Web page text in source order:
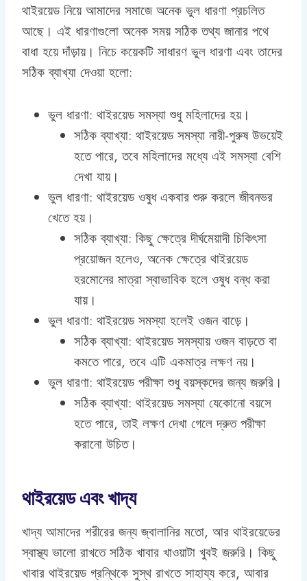
থাইরয়েড নিয়ে আমাদের সমাজে অনেক ভুল ধারণা প্রচলিত
আছে। এই ধারণাগুলো অনেক সময় সঠিক তথ্য জানার পথে
বাধা হয়ে দাঁড়ায়। নিচে কয়েকটি সাধারণ ভুল ধারণা এবং তাদের
সঠিক ব্যাখ্যা দেওয়া হলো:
ভুল ধারণা: থাইরয়েড সমস্যা শুধু মহিলাদের হয়।
সঠিক ব্যাখ্যা: থাইরয়েড সমস্যা নারী-পুরুষ উভয়েই
হতে পারে, তবে মহিলাদের মধ্যে এই সমস্যা বেশি
দেখা যায়।
ভুল ধারণা: থাইরয়েড ওষুধ একবার শুরু করলে জীবনভর
খেতে হয়।
সঠিক ব্যাখ্যা: কিছু ক্ষেত্রে দীর্ঘমেয়াদী চিকিৎসা
প্রয়োজন হলেও, অনেক ক্ষেত্রে থাইরয়েড
হরমোনের মাত্রা স্বাভাবিক হলে ওষুধ বন্ধ করা
যায়।
ভুল ধারণা: থাইরয়েড সমস্যা হলেই ওজন বাড়ে।
সঠিক ব্যাখ্যা: থাইরয়েড সমস্যায় ওজন বাড়তে বা
কমতে পারে, তবে এটি একমাত্র লক্ষণ নয়।
ভুল ধারণা: থাইরয়েড পরীক্ষা শুধু বয়স্কদের জন্য জরুরি।
সঠিক ব্যাখ্যা: থাইরয়েড সমস্যা যেকোনো বয়সে
হতে পারে, তাই লক্ষণ দেখা গেলে দ্রুত পরীক্ষা
করানো উচিত।
থাইরয়েড এবং খাদ্য
খাদ্য আমাদের শরীরের জন্য জ্বালানির মতো, আর থাইরয়েডের
স্বাস্থ্য ভালো রাখতে সঠিক খাবার খাওয়াটা খুবই জরুরি। কিছু
খাবার থাইরয়েড গ্রন্থিকে সুস্থ রাখতে সাহায্য করে, আবার